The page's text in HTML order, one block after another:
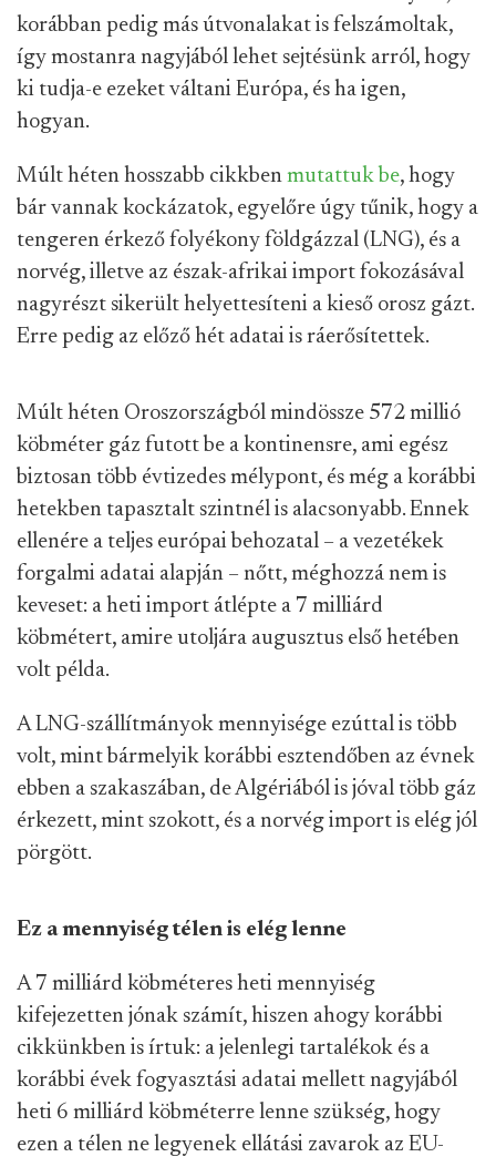
korábban pedig más útvonalakat is felszámoltak,
így mostanra nagyjából lehet sejtésünk arról, hogy
ki tudja-e ezeket váltani Európa, és ha igen,
hogyan.
Múlt héten hosszabb cikkben mutattuk be, hogy
bár vannak kockázatok, egyelőre úgy tűnik, hogy a
tengeren érkező folyékony földgázzal (LNG), és a
norvég, illetve az észak-afrikai import fokozásával
nagyrészt sikerült helyettesíteni a kieső orosz gázt.
Erre pedig az előző hét adatai is ráerősítettek.
Múlt héten Oroszországból mindössze 572 millió
köbméter gáz futott be a kontinensre, ami egész
biztosan több évtizedes mélypont, és még a korábbi
hetekben tapasztalt szintnél is alacsonyabb. Ennek
ellenére a teljes európai behozatal – a vezetékek
forgalmi adatai alapján – nőtt, méghozzá nem is
keveset: a heti import átlépte a 7 milliárd
köbmétert, amire utoljára augusztus első hetében
volt példa.
A LNG-szállítmányok mennyisége ezúttal is több
volt, mint bármelyik korábbi esztendőben az évnek
ebben a szakaszában, de Algériából is jóval több gáz
érkezett, mint szokott, és a norvég import is elég jól
pörgött.
Ez a mennyiség télen is elég lenne
A 7 milliárd köbméteres heti mennyiség
kifejezetten jónak számít, hiszen ahogy korábbi
cikkünkben is írtuk: a jelenlegi tartalékok és a
korábbi évek fogyasztási adatai mellett nagyjából
heti 6 milliárd köbméterre lenne szükség, hogy
ezen a télen ne legyenek ellátási zavarok az EU-